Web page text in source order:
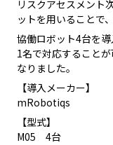
リスクアセスメント
ットを用いることで
協働ロボット4台を
1名で対応すること
なりました。
【導入メーカー】
mRobotiqs
【型式】
M05 4台